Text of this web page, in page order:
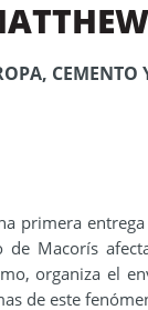
CEMENTO
primera
de Macorís
organiza el
de este